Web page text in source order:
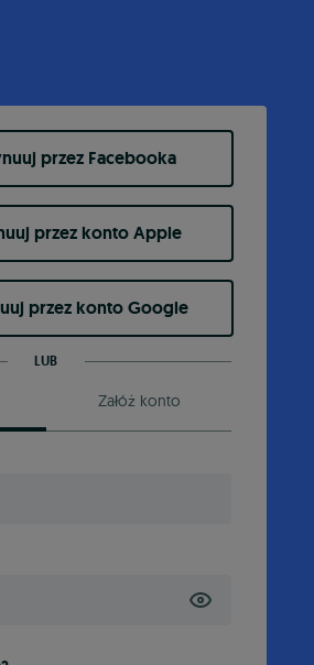
przez Facebooka
przez konto Apple
przez konto Google
LUB
Załóż konto